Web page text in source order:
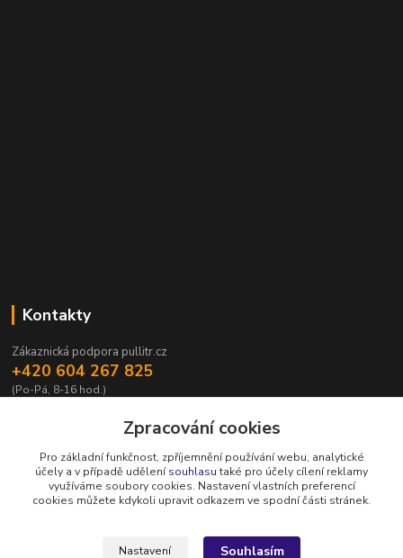
Kontakty
Zákaznická podpora pullitr.cz
+420 604 267 825
(Po-Pá, 8-16 hod.)
Upravit sběr cookies.
Zpracování cookies
Pro základní funkčnost, zpříjemnění používání webu, analytické
účely a v případě udělenísouhlasutaké pro účely cílení reklamy
využíváme soubory cookies. Nastavení vlastních preferencí
cookies můžete kdykoli upravit odkazem ve spodní části stránek.
Nastavení Souhlasím